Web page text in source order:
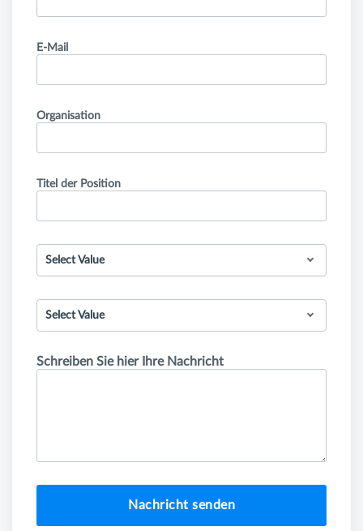
E-Mail
Organisation
Titel der Position
Select Value
Select Value
Schreiben Sie hier Ihre Nachricht
Nachricht senden